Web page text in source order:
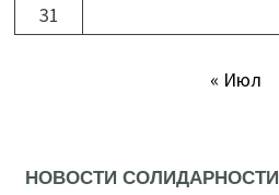
31
« Июл
НОВОСТИ СОЛИДАРНОСТИ